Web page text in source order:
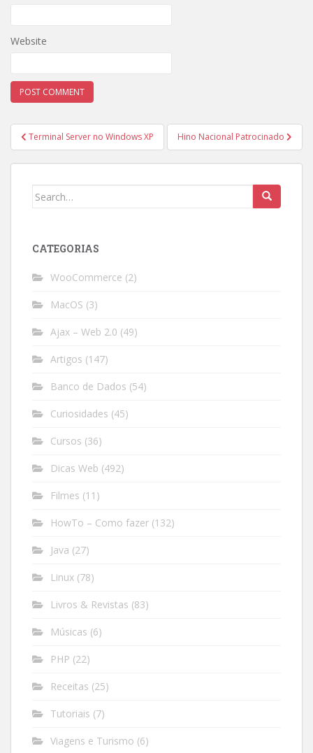
Website
Post
navigation
Terminal Server no Windows XP Hino Nacional Patrocinado
Search
CATEGORIAS
WooCommerce (2)
MacOS (3)
Ajax – Web 2.0 (49)
Artigos (147)
Banco de Dados (54)
Curiosidades (45)
Cursos (36)
Dicas Web (492)
Filmes (11)
HowTo – Como fazer (132)
Java (27)
Linux (78)
Livros & Revistas (83)
Músicas (6)
PHP (22)
Receitas (25)
Tutoriais (7)
Viagens e Turismo (6)